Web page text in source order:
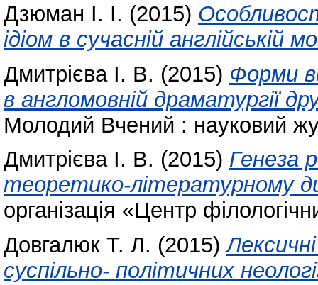
Дзюман І. І. (2015)
ідioм в сучaснiй англiйській
Дмитрієва І. В. (2015) Форми
в англомовній драматургії
Молодий Вчений : науковий
Дмитрієва І. В. (2015) Генеза
теоретико-літературному
організація «Центр
Довгалюк Т. Л. (2015)
cуcпiльнo- пoлiтичних